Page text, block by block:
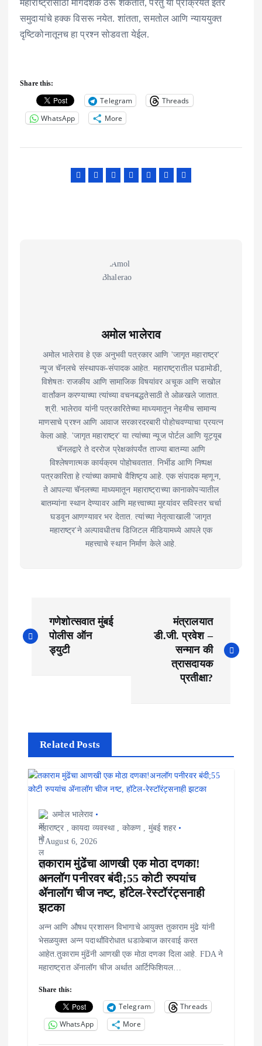
महाराष्ट्रासाठी मार्गदर्शक ठरू शकतात, परंतु या प्रक्रियेत इतर
समुदायांचे हक्क विसरू नयेत. शांतता, समतोल आणि न्याययुक्त
दृष्टिकोनातूनच हा प्रश्न सोडवता येईल.
Share this:
Telegram
Threads
WhatsApp
More
अमोल भालेराव
अमोल भालेराव हे एक अनुभवी पत्रकार आणि 'जागृत महाराष्ट्र'
न्यूज चॅनलचे संस्थापक-संपादक आहेत. महाराष्ट्रातील घडामोडी,
विशेषतः राजकीय आणि सामाजिक विषयांवर अचूक आणि सखोल
वार्तांकन करण्याच्या त्यांच्या वचनबद्धतेसाठी ते ओळखले जातात.
श्री. भालेराव यांनी पत्रकारितेच्या माध्यमातून नेहमीच सामान्य
माणसाचे प्रश्न आणि आवाज सरकारदरबारी पोहोचवण्याचा प्रयत्न
केला आहे. 'जागृत महाराष्ट्र' या त्यांच्या न्यूज पोर्टल आणि यूट्यूब
चॅनलद्वारे ते दररोज प्रेक्षकांपर्यंत ताज्या बातम्या आणि
विश्लेषणात्मक कार्यक्रम पोहोचवतात. निर्भीड आणि निष्पक्ष
पत्रकारिता हे त्यांच्या कामाचे वैशिष्ट्य आहे. एक संपादक म्हणून,
ते आपल्या चॅनलच्या माध्यमातून महाराष्ट्राच्या कानाकोपऱ्यातील
बातम्यांना स्थान देण्यावर आणि महत्त्वाच्या मुद्द्यांवर सविस्तर चर्चा
घडवून आणण्यावर भर देतात. त्यांच्या नेतृत्वाखाली 'जागृत
महाराष्ट्र'ने अल्पावधीतच डिजिटल मीडियामध्ये आपले एक
महत्त्वाचे स्थान निर्माण केले आहे.
o
g
गणेशोत्सवात मुंबई
पोलीस ऑन
ड्युटी
मंत्रालयात
डी.जी. प्रवेश –
सन्मान की
त्रासदायक
प्रतीक्षा?
Related Posts
अमोल भालेराव
महाराष्ट्र ,कायदा व्यवस्था, कोकण
मुंबई शहर
August 6, 2026
तकाराम मुंढेंचा आणखी एक मोठा दणका!
अनलॉग पनीरवर बंदी;55 कोटी रुपयांच
ॲनालॉग चीज नष्ट, हॉटेल-रेस्टॉरंट्सनाही
झटका
अन्न आणि औषध प्रशासन विभागाचे आयुक्त तुकाराम मुंढे यांनी
भेसळयुक्त अन्न पदार्थांविरोधात धडाकेबाज कारवाई करत
आहेत.तुकाराम मुंढेंनी आणखी एक मोठा दणका दिला आहे. FDA ने
महाराष्ट्रात ॲनालॉग चीज अर्थात आर्टिफिशियल…
Share this:
Telegram
Threads
WhatsApp
More